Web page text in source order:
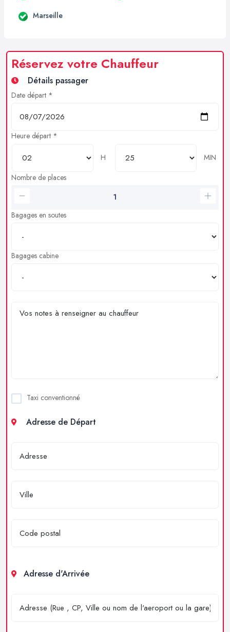
Marseille
Réservez votre Chauffeur
Détails passager
Date départ *
Heure départ *
H
MIN
Nombre de places
Bagages en soutes
Bagages cabine
Taxi conventionné
Adresse de Départ
Adresse d'Arrivée